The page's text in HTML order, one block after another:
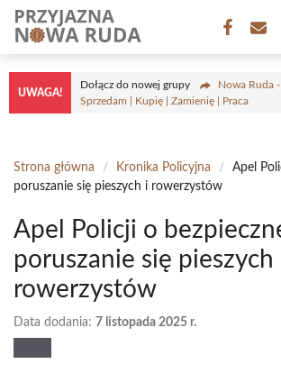
Przejdź
treści
UWAGA!
Dołącz do nowej grupy
Nowa Ruda -
Sprzedam | Kupię | Zamienię | Praca
Strona główna / Kronika Policyjna /
Apel
poruszanie się pieszych i rowerzystów
Apel Policji o
poruszanie się pieszych
rowerzystów
Data dodania: 7 listopada 2025 r.